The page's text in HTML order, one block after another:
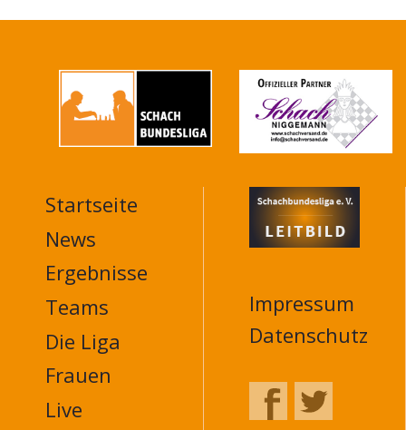
MAIN
NAVIGATION
FOOTER
Startseite
News
Ergebnisse
Teams
Die Liga
Frauen
Live
Impressum
Datenschutz